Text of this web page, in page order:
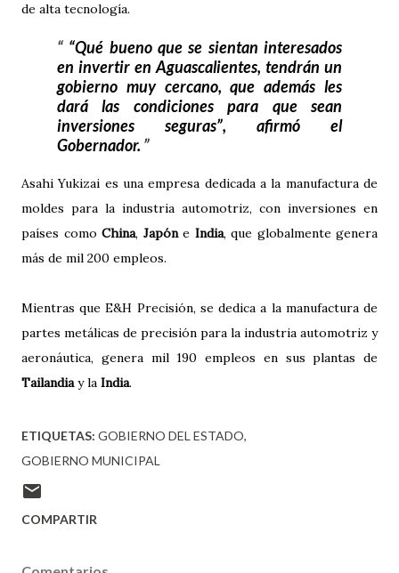
de alta tecnología.
“Qué bueno que se sientan interesados
en invertir en Aguascalientes, tendrán un
gobierno muy cercano, que además les
dará las condiciones para que sean
inversiones seguras”, afirmó el
Gobernador.
Asahi Yukizai es una empresa dedicada a la manufactura de
moldes para la industria automotriz, con inversiones en
países como China, Japón e India, que globalmente genera
más de mil 200 empleos.
Mientras que E&H Precisión, se dedica a la manufactura de
partes metálicas de precisión para la industria automotriz y
aeronáutica, genera mil 190 empleos en sus plantas de
Tailandiay la India.
ETIQUETAS: GOBIERNO DEL ESTADO
GOBIERNO MUNICIPAL
COMPARTIR